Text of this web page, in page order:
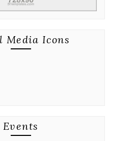
Media Icons
Events